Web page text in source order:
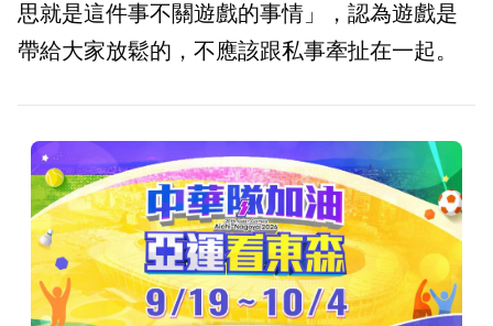
思就是這件事不關遊戲的事情」，認為遊戲是
帶給大家放鬆的，不應該跟私事牽扯在一起。